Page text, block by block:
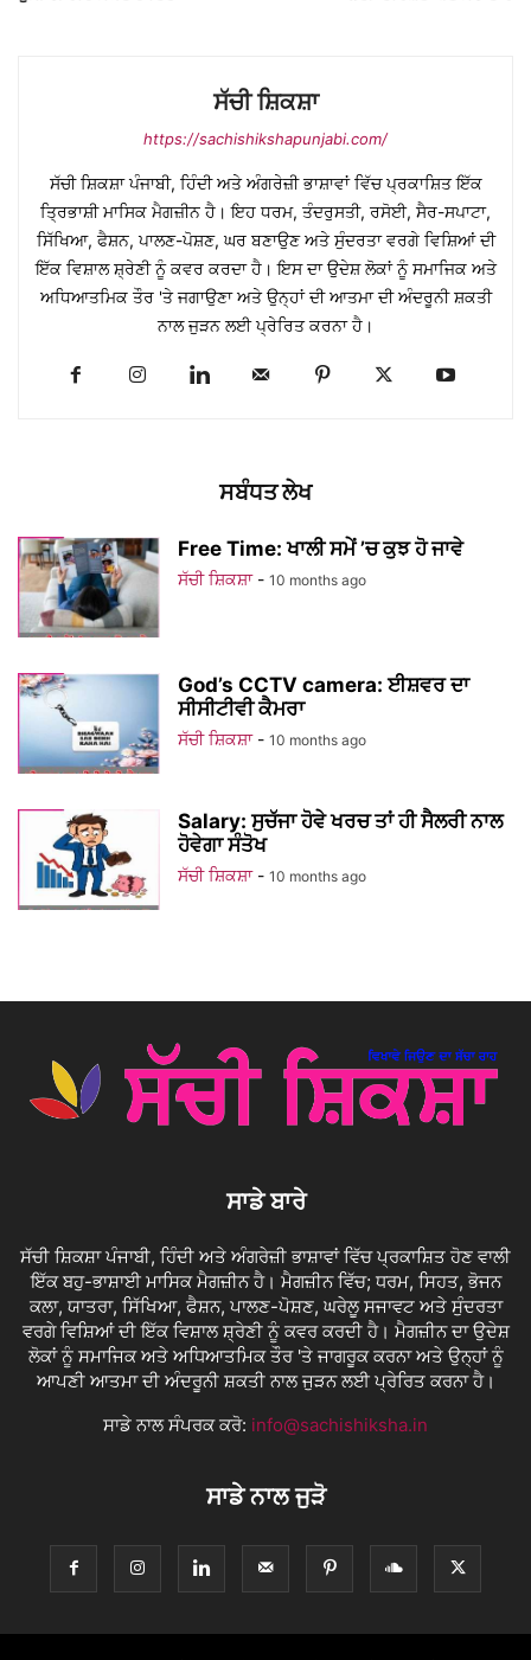
ਸੱਚੀ ਸ਼ਿਕਸ਼ਾ
https://sachishikshapunjabi.com/
ਸੱਚੀ ਸ਼ਿਕਸ਼ਾ ਪੰਜਾਬੀ, ਹਿੰਦੀ ਅਤੇ ਅੰਗਰੇਜ਼ੀ ਭਾਸ਼ਾਵਾਂ ਵਿੱਚ ਪ੍ਰਕਾਸ਼ਿਤ ਇੱਕ
ਤ੍ਰਿਭਾਸ਼ੀ ਮਾਸਿਕ ਮੈਗਜ਼ੀਨ ਹੈ। ਇਹ ਧਰਮ, ਤੰਦਰੁਸਤੀ, ਰਸੋਈ, ਸੈਰ-ਸਪਾਟਾ,
ਸਿੱਖਿਆ, ਫੈਸ਼ਨ, ਪਾਲਣ-ਪੋਸ਼ਣ, ਘਰ ਬਣਾਉਣ ਅਤੇ ਸੁੰਦਰਤਾ ਵਰਗੇ ਵਿਸ਼ਿਆਂ ਦੀ
ਇੱਕ ਵਿਸ਼ਾਲ ਸ਼੍ਰੇਣੀ ਨੂੰ ਕਵਰ ਕਰਦਾ ਹੈ। ਇਸ ਦਾ ਉਦੇਸ਼ ਲੋਕਾਂ ਨੂੰ ਸਮਾਜਿਕ ਅਤੇ
ਅਧਿਆਤਮਿਕ ਤੌਰ 'ਤੇ ਜਗਾਉਣਾ ਅਤੇ ਉਨ੍ਹਾਂ ਦੀ ਆਤਮਾ ਦੀ ਅੰਦਰੂਨੀ ਸ਼ਕਤੀ
ਨਾਲ ਜੁੜਨ ਲਈ ਪ੍ਰੇਰਿਤ ਕਰਨਾ ਹੈ।
ਸਬੰਧਤ ਲੇਖ
Free Time: ਖਾਲੀ ਸਮੇਂ ’ਚ ਕੁਝ ਹੋ ਜਾਵੇ
ਸੱਚੀ ਸ਼ਿਕਸ਼ਾ - 10 months ago
God’s CCTV camera: ਈਸ਼ਵਰ ਦਾ
ਸੀਸੀਟੀਵੀ ਕੈਮਰਾ
ਸੱਚੀ ਸ਼ਿਕਸ਼ਾ - 10 months ago
Salary: ਸੁਚੱਜਾ ਹੋਵੇ ਖਰਚ ਤਾਂ ਹੀ ਸੈਲਰੀ ਨਾਲ
ਹੋਵੇਗਾ ਸੰਤੋਖ
ਸੱਚੀ ਸ਼ਿਕਸ਼ਾ - 10 months ago
ਸਾਡੇ ਬਾਰੇ
ਸੱਚੀ ਸ਼ਿਕਸ਼ਾ ਪੰਜਾਬੀ, ਹਿੰਦੀ ਅਤੇ ਅੰਗਰੇਜ਼ੀ ਭਾਸ਼ਾਵਾਂ ਵਿੱਚ ਪ੍ਰਕਾਸ਼ਿਤ ਹੋਣ ਵਾਲੀ
ਇੱਕ ਬਹੁ-ਭਾਸ਼ਾਈ ਮਾਸਿਕ ਮੈਗਜ਼ੀਨ ਹੈ। ਮੈਗਜ਼ੀਨ ਵਿੱਚ; ਧਰਮ, ਸਿਹਤ, ਭੋਜਨ
ਕਲਾ, ਯਾਤਰਾ, ਸਿੱਖਿਆ, ਫੈਸ਼ਨ, ਪਾਲਣ-ਪੋਸ਼ਣ, ਘਰੇਲੂ ਸਜਾਵਟ ਅਤੇ ਸੁੰਦਰਤਾ
ਵਰਗੇ ਵਿਸ਼ਿਆਂ ਦੀ ਇੱਕ ਵਿਸ਼ਾਲ ਸ਼੍ਰੇਣੀ ਨੂੰ ਕਵਰ ਕਰਦੀ ਹੈ। ਮੈਗਜ਼ੀਨ ਦਾ ਉਦੇਸ਼
ਲੋਕਾਂ ਨੂੰ ਸਮਾਜਿਕ ਅਤੇ ਅਧਿਆਤਮਿਕ ਤੌਰ 'ਤੇ ਜਾਗਰੂਕ ਕਰਨਾ ਅਤੇ ਉਨ੍ਹਾਂ ਨੂੰ
ਆਪਣੀ ਆਤਮਾ ਦੀ ਅੰਦਰੂਨੀ ਸ਼ਕਤੀ ਨਾਲ ਜੁੜਨ ਲਈ ਪ੍ਰੇਰਿਤ ਕਰਨਾ ਹੈ।
ਸਾਡੇ ਨਾਲ ਸੰਪਰਕ ਕਰੋ: info@sachishiksha.in
ਸਾਡੇ ਨਾਲ ਜੁੜੋ